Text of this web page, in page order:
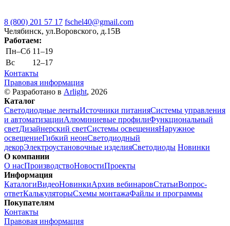
8 (800) 201 57 17 fschel40@gmail.com
Челябинск, ул.Воровского, д.15В
Работаем:
Пн–Cб 11–19
Вс
12–17
Контакты
Правовая информация
© Разработано в Arlight, 2026
Каталог
Светодиодные лентыИсточники питанияСистемы управления
и автоматизацииАлюминиевые профилиФункциональный
светДизайнерский светСистемы освещенияНаружное
освещениеГибкий неонСветодиодный
декорЭлектроустановочные изделияСветодиоды Новинки
О компании
О насПроизводствоНовостиПроекты
Информация
КаталогиВидеоНовинкиАрхив вебинаровСтатьиВопрос-
ответКалькуляторыСхемы монтажаФайлы и программы
Покупателям
Контакты
Правовая информация